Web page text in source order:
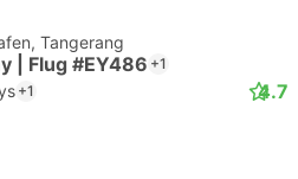
Tangerang
| Flug #EY486 +1
+1 4.7